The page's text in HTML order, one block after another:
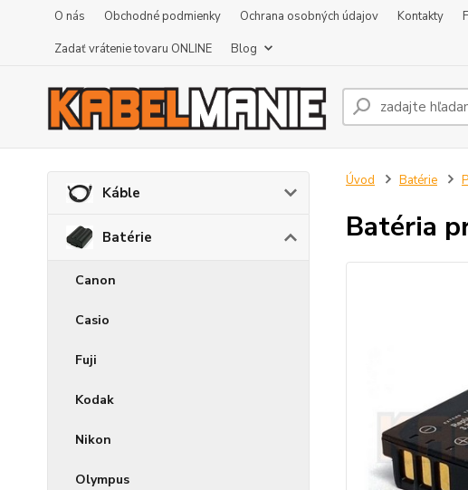
O nás Obchodné podmienky Ochrana osobných údajov Kontakty
Zadať vrátenie tovaru ONLINE
Blog
Káble
Batérie
Canon
Casio
Fuji
Kodak
Nikon
Olympus
Úvod Batérie
Batéria